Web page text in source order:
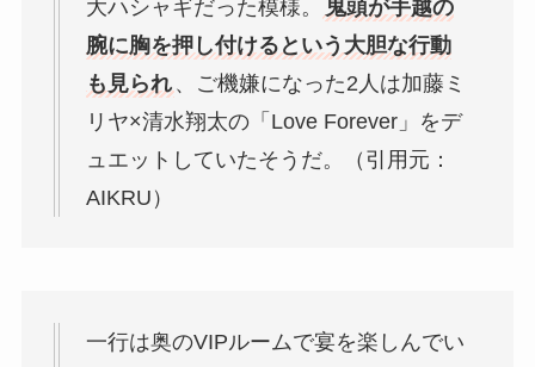
大ハシャギだった模様。
鬼頭が手越の
腕に胸を押し付けるという大胆な行動
も見られ 、ご機嫌になった2人は加藤ミ
リヤ×清水翔太の「Love Forever」をデ
ュエットしていたそうだ。（引用元：
AIKRU）
一行は奥のVIPルームで宴を楽しんでい